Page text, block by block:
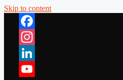
Skip to content
Facebook
Instagram
LinkedIn